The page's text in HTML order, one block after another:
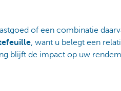
of een combinatie
, want u belegt een
blijft de impact op uw